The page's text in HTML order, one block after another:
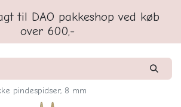
til DAO pakkeshop ved køb
over 600,-
pindespidser, 8 mm